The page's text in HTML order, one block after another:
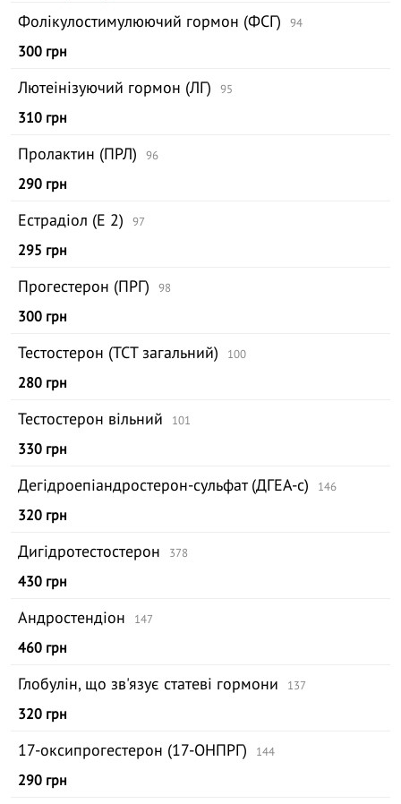
Фолікулостимулюючий гормон (ФСГ) 94
300 грн
Лютеінізуючий гормон (ЛГ) 95
310 грн
Пролактин (ПРЛ) 96
290 грн
Естрадіол (Е 2) 97
295 грн
Прогестерон (ПРГ) 98
300 грн
Тестостерон (ТСТ загальний) 100
280 грн
Тестостерон вільний 101
330 грн
Дегідроепіандростерон-сульфат (ДГЕА-с) 146
320 грн
Дигідротестостерон 378
430 грн
Андростендіон 147
460 грн
Глобулін, що зв'язує статеві гормони 137
320 грн
17-оксипрогестерон (17-ОНПРГ) 144
290 грн